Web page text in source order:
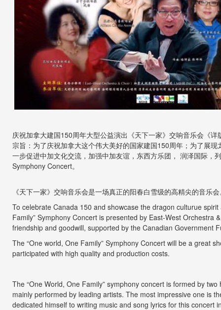
庆祝加拿大建国150周年大型公益演出《天下一家》交响音乐会《详
宗旨：为了庆祝加拿大这个伟大美好的国家建国150周年；为了展
一步促进中加文化交流，加强中加友谊，东西方乐团， 润泽国际
Symphony Concert。
《天下一家》交响音乐会是一场真正的阳春白雪级的高精尖的音
To celebrate Canada 150 and showcase the dragon culturue
Family” Symphony Concert is presented by East-West Orchestra
friendship and goodwill, supported by the Canadian Government
The “One world, One Family” Symphony Concert will be a great
participated with high quality and production costs.
The “One World, One Family” symphony concert is formed by
mainly performed by leading artists. The most impressive one is
dedicated himself to writing music and song lyrics for this concert